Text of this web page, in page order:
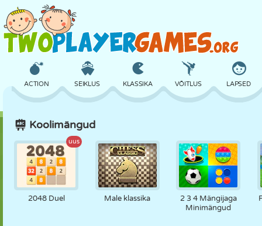
ACTION SEIKLUS KLASSIKA VÕITLUS LAPSED
LENNUKID
LOSS CRAZY KAITSE DINOSAURUS
Koolimängud
uus
2048 Duel Male klassika
2 3 4 Mängijaga
Minimängud